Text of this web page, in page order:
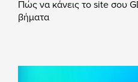
Πώς να κάνεις το site σου
βήματα